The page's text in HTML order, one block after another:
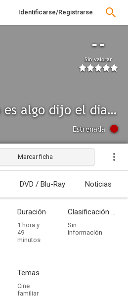
Identificarse/Registrarse
--
Sin valorar
Algo es algo dijo el diablo
Estrenada
Marcar ficha
DVD / Blu-Ray Noticias
Duración
1 hora y
49
minutos
Clasificación por edades
Sin
información
Temas
Cine
familiar